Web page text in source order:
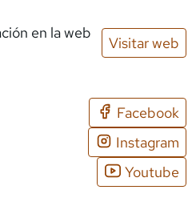
en la web
Visitar web
Facebook
Instagram
Youtube